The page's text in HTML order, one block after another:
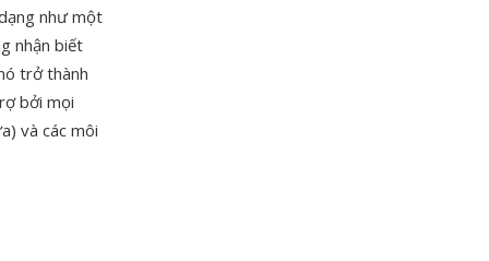
như một
nhận biết
trở thành
bởi mọi
và các môi